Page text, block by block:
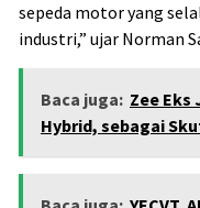
sepeda motor yang
industri,” ujar Norman
Baca juga: Zee Eks
Hybrid, sebagai